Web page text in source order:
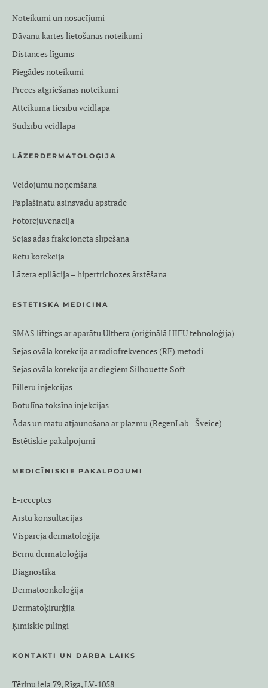
Noteikumi un nosacījumi
Dāvanu kartes lietošanas noteikumi
Distances līgums
Piegādes noteikumi
Preces atgriešanas noteikumi
Atteikuma tiesību veidlapa
Sūdzību veidlapa
LĀZERDERMATOLOĢIJA
Veidojumu noņemšana
Paplašinātu asinsvadu apstrāde
Fotorejuvenācija
Sejas ādas frakcionēta slīpēšana
Rētu korekcija
Lāzera epilācija – hipertrichozes ārstēšana
ESTĒTISKĀ MEDICĪNA
SMAS liftings ar aparātu Ulthera (oriģinālā HIFU tehnoloģija)
Sejas ovāla korekcija ar radiofrekvences (RF) metodi
Sejas ovāla korekcija ar diegiem Silhouette Soft
Filleru injekcijas
Botulīna toksīna injekcijas
Ādas un matu atjaunošana ar plazmu (RegenLab - Šveice)
Estētiskie pakalpojumi
MEDICĪNISKIE PAKALPOJUMI
E-receptes
Ārstu konsultācijas
Vispārējā dermatoloģija
Bērnu dermatoloģija
Diagnostika
Dermatoonkoloģija
Dermatoķirurģija
Ķīmiskie pīlingi
KONTAKTI UN DARBA LAIKS
Tēriņu iela 79, Rīga, LV-1058